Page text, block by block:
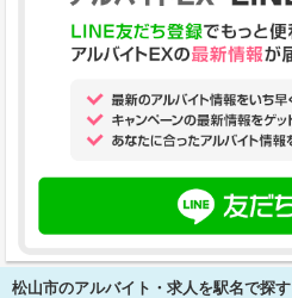
松山市のアルバイト・求人を駅名で探す